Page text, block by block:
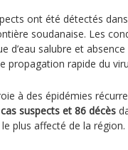
ont été détectés
soudanaise. Les
d’eau salubre et
propagation rapide du
à des épidémies
suspects et 86 décès
plus affecté de la région.